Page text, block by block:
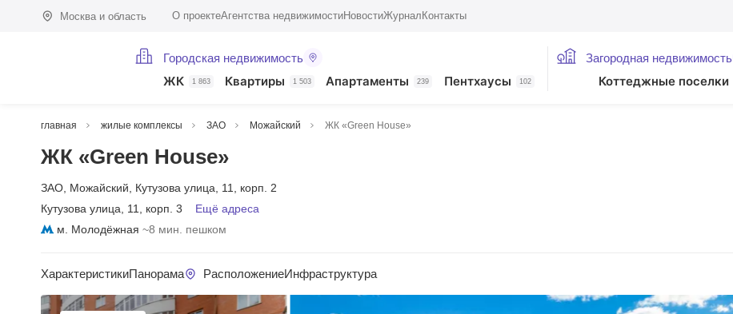
Москва и область О проектеАгентства недвижимостиНовостиЖурнал Контакты
Городская недвижимость
ЖК 1 863 Квартиры 1 503 Апартаменты 239 Пентхаусы 102
Загородная недвижимость
Коттеджные поселки
главная жилые комплексы ЗАО Можайский ЖК «Green House»
ЖК «Green House»
ЗАО Можайский Кутузова улица 11
корп. 2
Кутузова улица
11 корп. 3
Ещё адреса
м. Молодёжная ~8 мин. пешком
ХарактеристикиПанорама РасположениеИнфраструктура